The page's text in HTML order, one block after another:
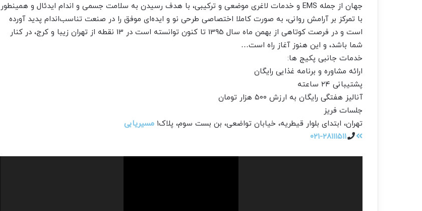
جهان از جمله EMS و خدمات لاغری موضعی و ترکیبی، با هدف رسیدن به سلامت جسمی و اندام ایدئال و همینطور
با تمرکز بر آرامش روانی، به صورت کاملا اختصاصی طرحی نو و ایده‌ای موفق را در صنعت تناسب‌اندام پدید آورده
است و در فرصت کوتاهی از بهمن ماه سال 1395 تا کنون توانسته است در 13 نقطه از تهران زیبا و کرج، در کنار
شما باشد، و این هنوز آغاز راه است…
خدمات جانبی پکیج ها:
ارائه مشاوره و برنامه غذایی رایگان
پشتیبانی ۲۴ ساعته
آنالیز هفتگی رایگان به ارزش ۵۰۰ هزار تومان
جلسات فریز
تهران، ابتدای بلوار قیطریه، خیابان تواضعی، بن بست سوم، پلاک۱ مسیریابی
۰۲۱-۲۸۱۱۱۵۱۱